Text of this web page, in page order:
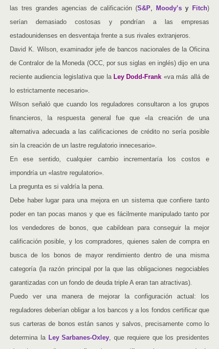
las tres grandes agencias de calificación (S&P, Moody’sy Fitch)
serían demasiado costosas y pondrían a las empresas
estadounidenses en desventaja frente a sus rivales extranjeros.
David K. Wilson, examinador jefe de bancos nacionales de la Oficina
de Contralor de la Moneda (OCC, por sus siglas en inglés) dijo en una
reciente audiencia legislativa que la Ley Dodd-Frank «va más allá de
lo estrictamente necesario».
Wilson señaló que cuando los reguladores consultaron a los grupos
financieros, la respuesta general fue que «la creación de una
alternativa adecuada a las calificaciones de crédito no sería posible
sin la creación de un lastre regulatorio innecesario».
En ese sentido, cualquier cambio incrementaría los costos e
impondría un «lastre regulatorio».
La pregunta es si valdría la pena.
Debe haber lugar para una mejora en un sistema que confiere tanto
poder en tan pocas manos y que es fácilmente manipulado tanto por
los vendedores de bonos, que cabildean para conseguir la mejor
calificación posible, y los compradores, quienes salen de compra en
busca de los bonos de mayor rendimiento dentro de una misma
categoría (la razón principal por la que las obligaciones negociables
garantizadas con un fondo de deuda triple A eran tan atractivas).
Puedo ver una manera de mejorar la configuración actual: los
reguladores deberían obligar a los bancos y a los fondos certificar que
sus carteras de bonos están sanos y salvos, precisamente como lo
determina la Ley Sarbanes-Oxley, que requiere que los presidentes